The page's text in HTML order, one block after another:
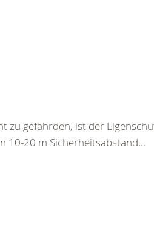
zu gefährden, ist der
10-20 m Sicherheitsabstand...